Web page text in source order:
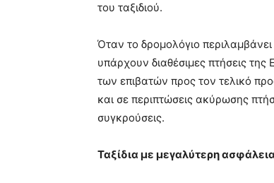
του ταξιδιού.
Όταν το δρομολόγιο
υπάρχουν διαθέσιμες πτήσεις
των επιβατών προς τον τελικό
και σε περιπτώσεις ακύρωσης
συγκρούσεις.
Ταξίδια με μεγαλύτερη ασφάλεια